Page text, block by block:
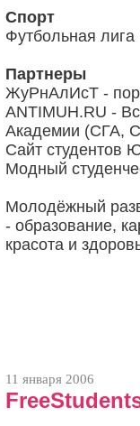
Спорт
Футбольная
Партнеры
ЖуРнАлИсТ -
ANTIMUH.RU -
Академии (СГА,
Сайт студентов
Модный
Молодёжный
- образование,
красота и
11 января 2006